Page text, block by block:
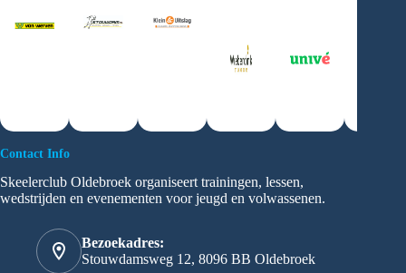
Contact Info
Skeelerclub Oldebroek organiseert trainingen, lessen,
wedstrijden en evenementen voor jeugd en volwassenen.
Bezoekadres:
Stouwdamsweg 12, 8096 BB Oldebroek